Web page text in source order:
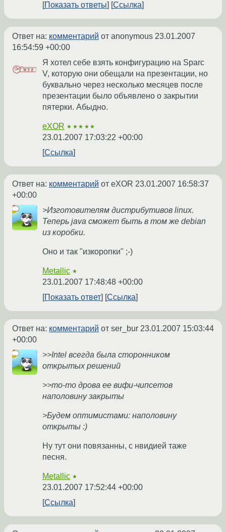
Показать ответы
Ссылка
Ответ на: комментарий от anonymous 23.01.2007
16:54:59 +00:00
Я хотел себе взять конфигурацию на Sparc
V, которую они обещали на презентации, но
буквально через несколько месяцев после
презентации было объявлено о закрытии
пятерки. Абыдно.
eXOR ★★★★★
23.01.2007 17:03:22 +00:00
Ссылка
Ответ на: комментарий от eXOR 23.01.2007 16:58:37
+00:00
>Изготовителям дистрибутивов linux.
Теперь java сможет быть в том же debian
из коробки.
Оно и так "изкоропки" ;-)
Metallic ★
23.01.2007 17:48:48 +00:00
Показать ответ
Ссылка
Ответ на: комментарий от ser_bur 23.01.2007 15:03:44
+00:00
>>Intel всегда была сторонником
открытых решений
>>то-то дрова ее вифи-чипсетов
наполовину закрыты
>Будем оптимистами: наполовину
открыты :)
Ну тут они повязанны, с нвидией таже
песня.
Metallic ★
23.01.2007 17:52:44 +00:00
Ссылка